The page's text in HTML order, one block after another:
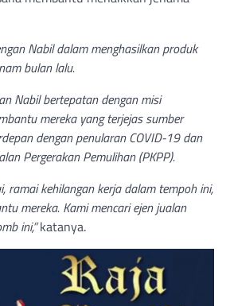
Nabil dalam menghasilkan produk
bulan lalu.
Nabil bertepatan dengan misi
mereka yang terjejas sumber
dengan penularan COVID-19 dan
Pergerakan Pemulihan (PKPP).
ramai kehilangan kerja dalam tempoh ini,
mereka. Kami mencari ejen jualan
ini,”katanya.